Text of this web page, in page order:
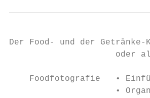
Der Food- und der Getränke-
oder
Foodfotografie   •
•